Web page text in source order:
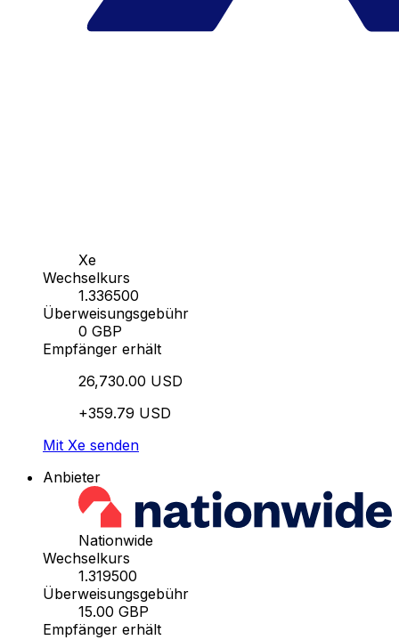
Xe
Wechselkurs
1.336500
Überweisungsgebühr
0 GBP
Empfänger erhält
26,730.00 USD
+359.79 USD
Mit Xe senden
Anbieter
Nationwide
Wechselkurs
1.319500
Überweisungsgebühr
15.00 GBP
Empfänger erhält